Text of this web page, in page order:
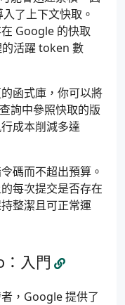
了上下文快取。
Google 的快取
的活躍 token 數
函式庫，你可以將
詢中參照快取的版
成本削減多達
碼而不超出預算。
每次提交是否存在
整潔且可正常運
入門
，Google 提供了